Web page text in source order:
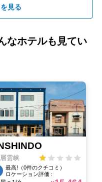
見る
なホテルも見てい